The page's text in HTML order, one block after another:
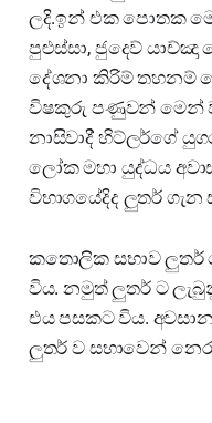
ලදි.ඉන් එක පොතක
පුළුස්සා, ජුදෙව්
දේශනා කිරිම් තහනම්
විෂකුරු පණුවන් මෙන්
නාසිවාදි් හිට්ලර්ගේ
ලෝක මහා යුද්ධය
විභාගයේදිද ලුතර් ගැන
කතොලික සභාව ලුතර්
විය. නමුත් ලුතර් ට
එය පසකට විය.
ලුතර් ව සභාවෙන්